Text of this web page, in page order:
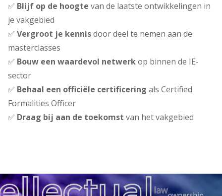
✅ Blijf op de hoogte van de laatste ontwikkelingen in
je vakgebied
✅ Vergroot je kennisdoor deel te nemen aan de
masterclasses
✅ Bouw een waardevol netwerkop binnen de IE-
sector
✅ Behaal een officiële certificering als Certified
Formalities Officer
✅ Draag bij aan de toekomst van het vakgebied